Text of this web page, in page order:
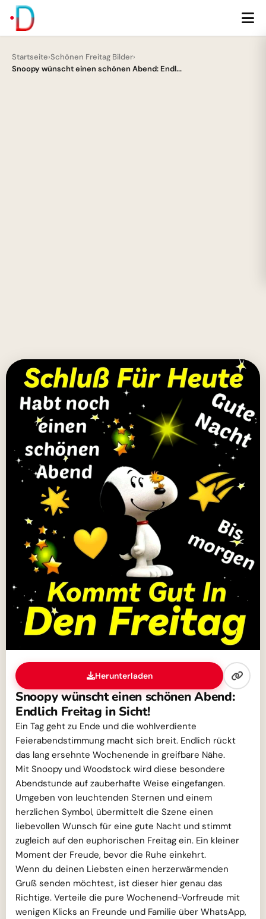
Startseite›Schönen Freitag Bilder›
Snoopy wünscht einen schönen Abend: Endl...
Herunterladen
Snoopy wünscht einen schönen Abend:
Endlich Freitag in Sicht!
Ein Tag geht zu Ende und die wohlverdiente
Feierabendstimmung macht sich breit. Endlich rückt
das lang ersehnte Wochenende in greifbare Nähe.
Mit Snoopy und Woodstock wird diese besondere
Abendstunde auf zauberhafte Weise eingefangen.
Umgeben von leuchtenden Sternen und einem
herzlichen Symbol, übermittelt die Szene einen
liebevollen Wunsch für eine gute Nacht und stimmt
zugleich auf den euphorischen Freitag ein. Ein kleiner
Moment der Freude, bevor die Ruhe einkehrt.
Wenn du deinen Liebsten einen herzerwärmenden
Gruß senden möchtest, ist dieser hier genau das
Richtige. Verteile die pure Wochenend-Vorfreude mit
wenigen Klicks an Freunde und Familie über WhatsApp,